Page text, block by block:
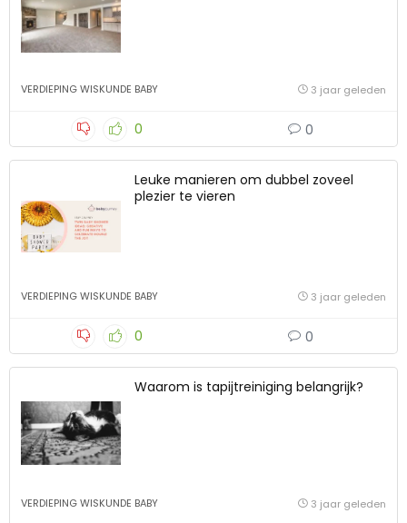
VERDIEPING WISKUNDE BABY 3 jaar geleden
0 0
Leuke manieren om dubbel zoveel
plezier te vieren
VERDIEPING WISKUNDE BABY 3 jaar geleden
0 0
Waarom is tapijtreiniging belangrijk?
VERDIEPING WISKUNDE BABY 3 jaar geleden